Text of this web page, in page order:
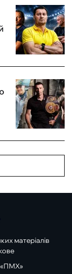
матеріалів
«ПМХ»